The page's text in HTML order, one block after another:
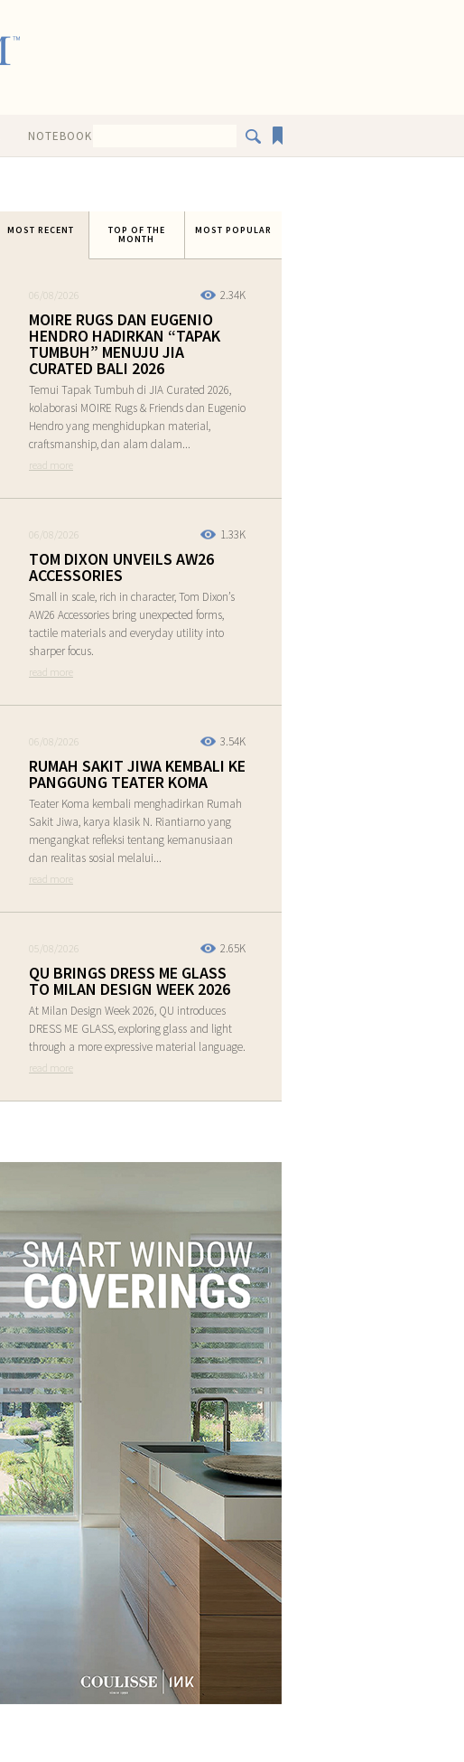
NOTEBOOK
MOST RECENT TOP OF THE
MONTH
MOST POPULAR
2.34K
06/08/2026
MOIRE RUGS DAN EUGENIO
HENDRO HADIRKAN “TAPAK
TUMBUH” MENUJU JIA
CURATED BALI 2026
Temui Tapak Tumbuh di JIA Curated 2026,
kolaborasi MOIRE Rugs & Friends dan Eugenio
Hendro yang menghidupkan material,
craftsmanship, dan alam dalam...
read more
1.33K
06/08/2026
TOM DIXON UNVEILS AW26
ACCESSORIES
Small in scale, rich in character, Tom Dixon’s
AW26 Accessories bring unexpected forms,
tactile materials and everyday utility into
sharper focus.
read more
3.54K
06/08/2026
RUMAH SAKIT JIWA KEMBALI KE
PANGGUNG TEATER KOMA
Teater Koma kembali menghadirkan Rumah
Sakit Jiwa, karya klasik N. Riantiarno yang
mengangkat refleksi tentang kemanusiaan
dan realitas sosial melalui...
read more
2.65K
05/08/2026
QU BRINGS DRESS ME GLASS
TO MILAN DESIGN WEEK 2026
At Milan Design Week 2026, QU introduces
DRESS ME GLASS, exploring glass and light
through a more expressive material language.
read more